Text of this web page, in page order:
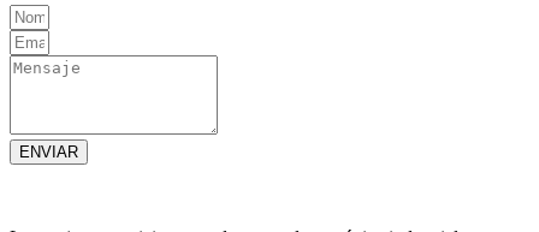
ENVIAR